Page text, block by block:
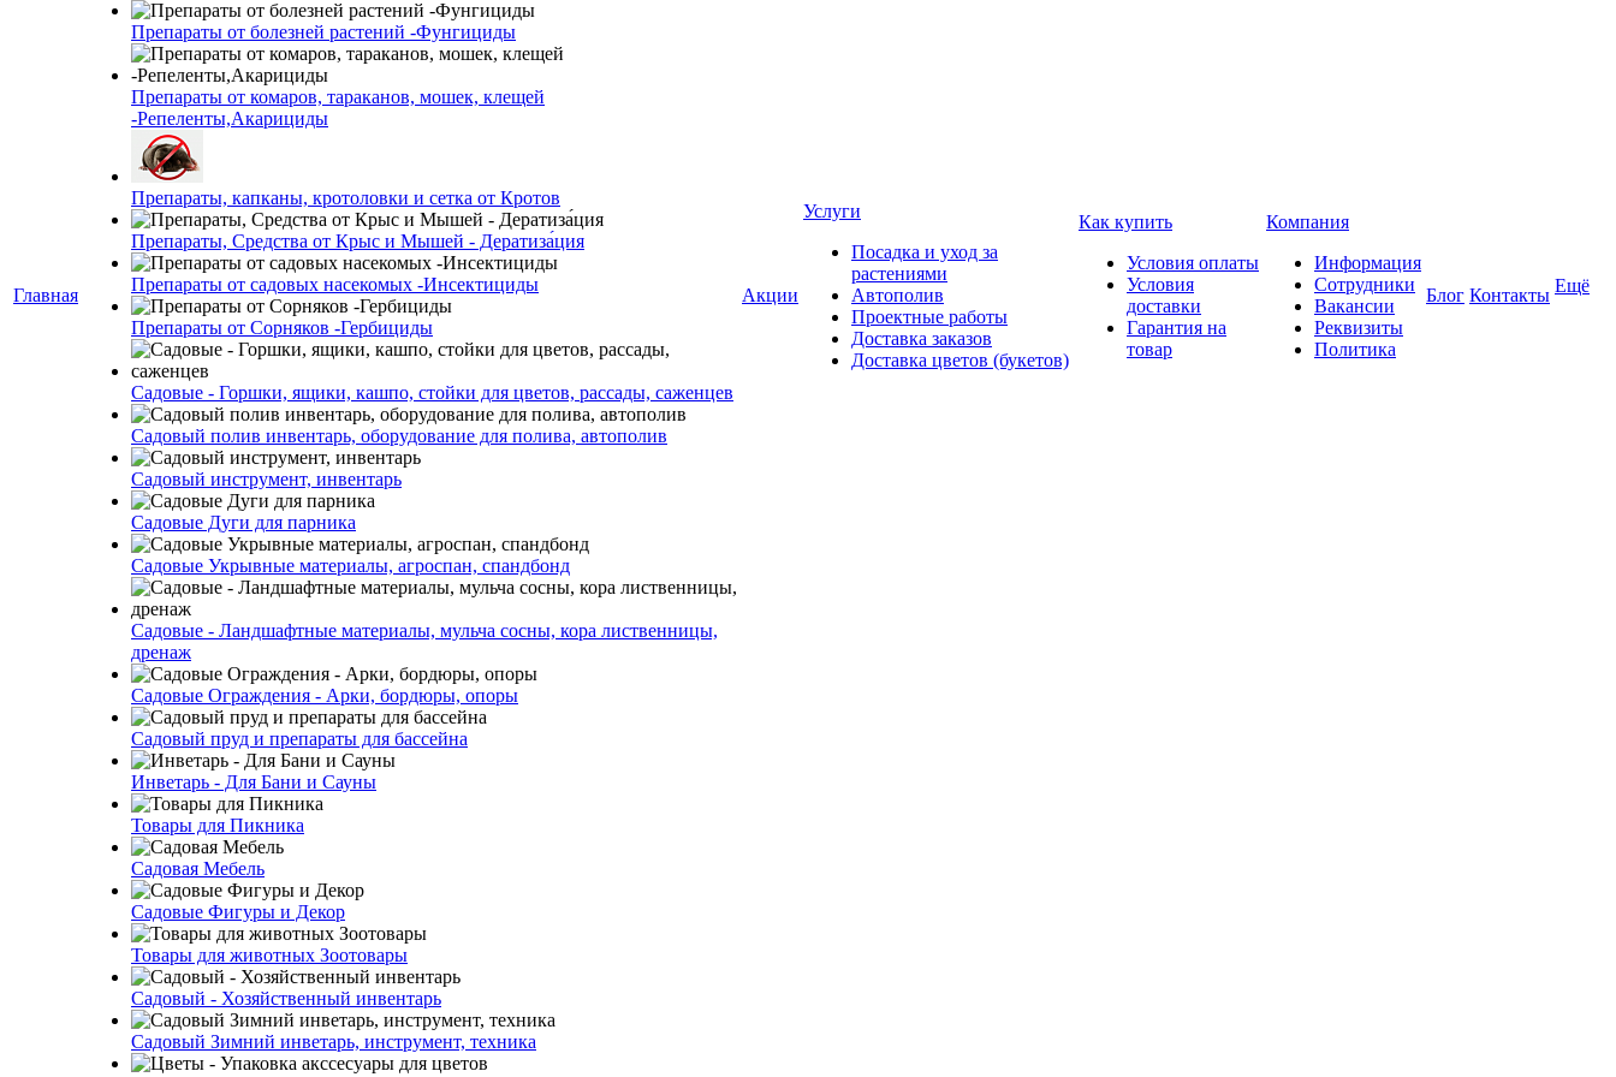
Главная
Препараты от болезней растений -Фунгициды
Препараты от комаров, тараканов, мошек, клещей
-Репеленты,Акарициды
Препараты, капканы, кротоловки и сетка от Кротов
Препараты, Средства от Крыс и Мышей - Дератиза́ция
Препараты от садовых насекомых -Инсектициды
Препараты от Сорняков -Гербициды
Садовые - Горшки, ящики, кашпо, стойки для цветов, рассады, саженцев
Садовый полив инвентарь, оборудование для полива, автополив
Садовый инструмент, инвентарь
Садовые Дуги для парника
Садовые Укрывные материалы, агроспан, спандбонд
Садовые - Ландшафтные материалы, мульча сосны, кора лиственницы,
дренаж
Садовые Ограждения - Арки, бордюры, опоры
Садовый пруд и препараты для бассейна
Инветарь - Для Бани и Сауны
Товары для Пикника
Садовая Мебель
Садовые Фигуры и Декор
Товары для животных Зоотовары
Садовый - Хозяйственный инвентарь
Садовый Зимний инветарь, инструмент, техника
Акции
Услуги
Посадка и уход за
растениями
Автополив
Проектные работы
Доставка заказов
Доставка цветов (букетов)
Как купить
Условия оплаты
Условия
доставки
Гарантия на
товар
Компания
Информация
Сотрудники
Вакансии
Реквизиты
Политика
Блог Контакты Ещё